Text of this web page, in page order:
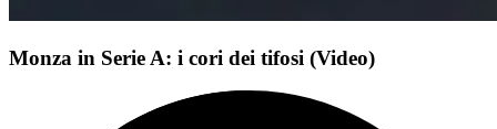
Monza in Serie A: i cori dei tifosi (Video)